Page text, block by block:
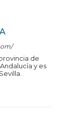
de
y es